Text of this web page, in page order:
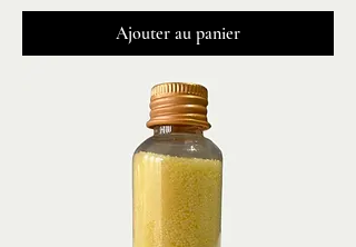
Ajouter au panier